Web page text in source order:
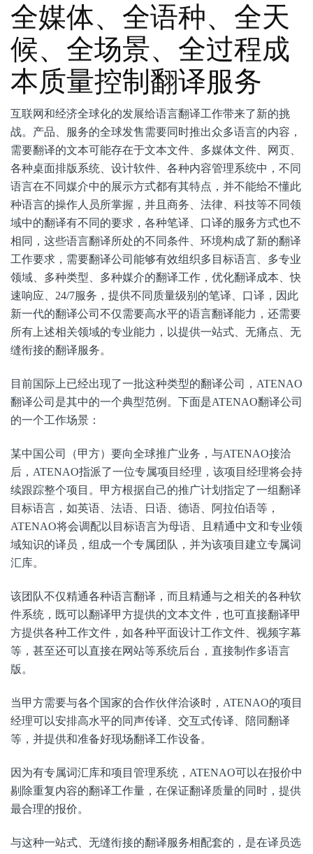
全媒体、全语种、全天
候、全场景、全过程成
本质量控制翻译服务
互联网和经济全球化的发展给语言翻译工作带来了新的挑
战。产品、服务的全球发售需要同时推出众多语言的内容，
需要翻译的文本可能存在于文本文件、多媒体文件、网页、
各种桌面排版系统、设计软件、各种内容管理系统中，不同
语言在不同媒介中的展示方式都有其特点，并不能给不懂此
种语言的操作人员所掌握，并且商务、法律、科技等不同领
域中的翻译有不同的要求，各种笔译、口译的服务方式也不
相同，这些语言翻译所处的不同条件、环境构成了新的翻译
工作要求，需要翻译公司能够有效组织多目标语言、多专业
领域、多种类型、多种媒介的翻译工作，优化翻译成本、快
速响应、24/7服务，提供不同质量级别的笔译、口译，因此
新一代的翻译公司不仅需要高水平的语言翻译能力，还需要
所有上述相关领域的专业能力，以提供一站式、无痛点、无
缝衔接的翻译服务。
目前国际上已经出现了一批这种类型的翻译公司，ATENAO
翻译公司是其中的一个典型范例。下面是ATENAO翻译公司
的一个工作场景：
某中国公司（甲方）要向全球推广业务，与ATENAO接洽
后，ATENAO指派了一位专属项目经理，该项目经理将会持
续跟踪整个项目。甲方根据自己的推广计划指定了一组翻译
目标语言，如英语、法语、日语、德语、阿拉伯语等，
ATENAO将会调配以目标语言为母语、且精通中文和专业领
域知识的译员，组成一个专属团队，并为该项目建立专属词
汇库。
该团队不仅精通各种语言翻译，而且精通与之相关的各种软
件系统，既可以翻译甲方提供的文本文件，也可直接翻译甲
方提供各种工作文件，如各种平面设计工作文件、视频字幕
等，甚至还可以直接在网站等系统后台，直接制作多语言
版。
当甲方需要与各个国家的合作伙伴洽谈时，ATENAO的项目
经理可以安排高水平的同声传译、交互式传译、陪同翻译
等，并提供和准备好现场翻译工作设备。
因为有专属词汇库和项目管理系统，ATENAO可以在报价中
剔除重复内容的翻译工作量，在保证翻译质量的同时，提供
最合理的报价。
与这种一站式、无缝衔接的翻译服务相配套的，是在译员选